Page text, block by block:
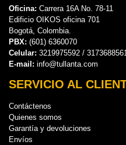
Oficina: Carrera 16A No. 78-11
Edificio OIKOS oficina 701
Bogotá, Colombia.
PBX: (601) 6360070
Celular: 3219975592 /
E-mail: info@tullanta.com
SERVICIO AL
Contáctenos
Quienes somos
Garantía y devoluciones
Envíos